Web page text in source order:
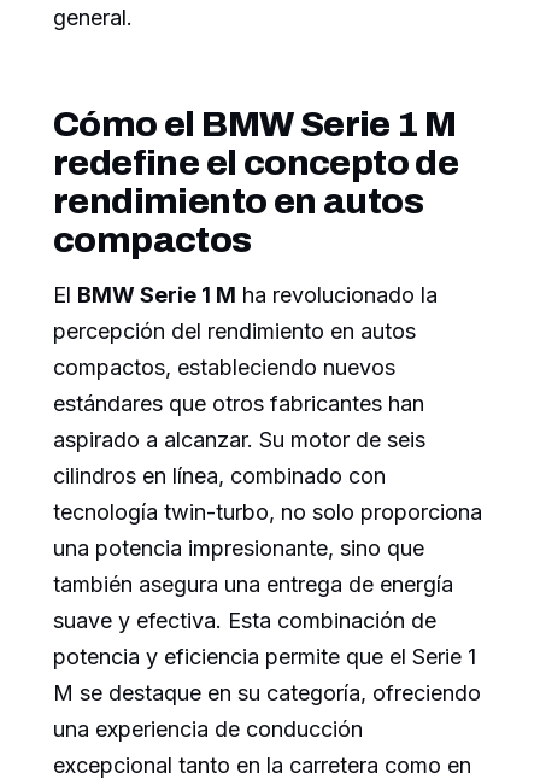
general.
Cómo el BMW Serie 1 M
redefine el concepto de
rendimiento en autos
compactos
El BMW Serie 1 M ha revolucionado la
percepción del rendimiento en autos
compactos, estableciendo nuevos
estándares que otros fabricantes han
aspirado a alcanzar. Su motor de seis
cilindros en línea, combinado con
tecnología twin-turbo, no solo proporciona
una potencia impresionante, sino que
también asegura una entrega de energía
suave y efectiva. Esta combinación de
potencia y eficiencia permite que el Serie 1
M se destaque en su categoría, ofreciendo
una experiencia de conducción
excepcional tanto en la carretera como en